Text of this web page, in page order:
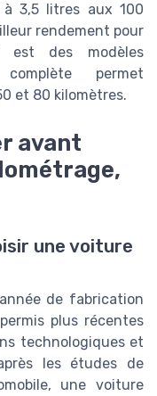
3,5 litres aux 100
rendement pour
des modèles
permet
et 80 kilomètres.
avant
une voiture
de fabrication
plus récentes
technologiques et
les études de
une voiture